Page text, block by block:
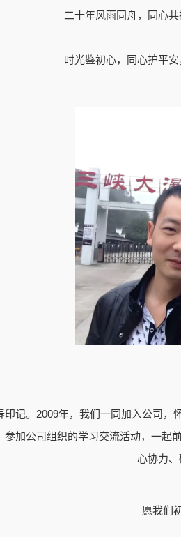
二十年风雨同舟，同心
时光鉴初心，同心护平
记。2009年，我们一同加入公司
参加公司组织的学习交流活动，一
心协力、
愿我们